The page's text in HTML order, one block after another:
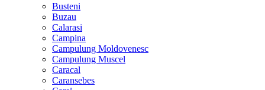
Busteni
Buzau
Calarasi
Campina
Campulung Moldovenesc
Campulung Muscel
Caracal
Caransebes